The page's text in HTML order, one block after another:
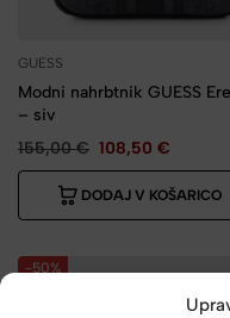
GUESS
Modni nahrbtnik GUESS
– siv
155,00€ 108,50 €
DODAJ V KOŠARICO
-50%